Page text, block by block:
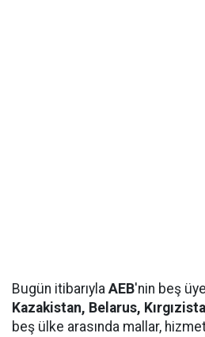
Bugün itibarıyla AEB'nin beş
Kazakistan, Belarus,
beş ülke arasında mallar,